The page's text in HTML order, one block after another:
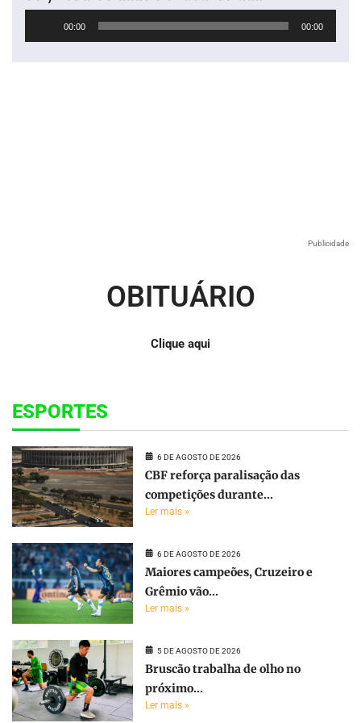
00:00 00:00
Publicidade
OBITUÁRIO
Clique aqui
ESPORTES
6 DE AGOSTO DE 2026
CBF reforça paralisação das
competições durante...
Ler mais »
6 DE AGOSTO DE 2026
Maiores campeões, Cruzeiro e
Grêmio vão...
Ler mais »
5 DE AGOSTO DE 2026
Bruscão trabalha de olho no
próximo...
Ler mais »